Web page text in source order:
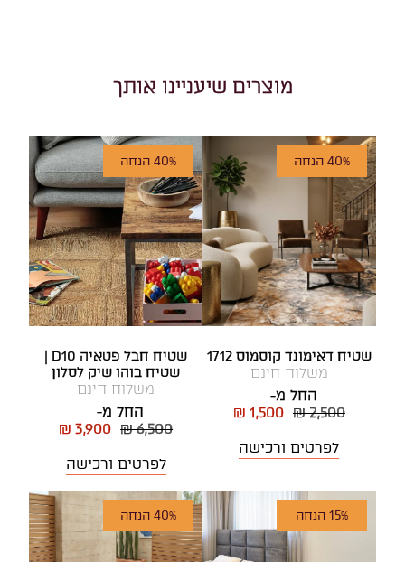
מוצרים שיעניינו אותך
40% הנחה
שטיח דאימונד קוסמוס 1712
משלוח חינם
החל מ-
₪ 2,500
₪ 1,500
לפרטים ורכישה
40% הנחה
שטיח בוהו שיק לסלון
משלוח חינם
החל מ-
₪ 6,500
₪ 3,900
לפרטים ורכישה
15% הנחה 40% הנחה